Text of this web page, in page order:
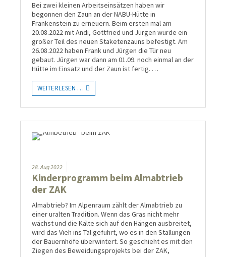
Bei zwei kleinen Arbeitseinsätzen haben wir
begonnen den Zaun an der NABU-Hütte in
Frankenstein zu erneuern. Beim ersten mal am
20.08.2022 mit Andi, Gottfried und Jürgen wurde ein
großer Teil des neuen Staketenzauns befestigt. Am
26.08.2022 haben Frank und Jürgen die Tür neu
gebaut. Jürgen war dann am 01.09. noch einmal an der
Hütte im Einsatz und der Zaun ist fertig. …
WEITERLESEN …
28. Aug2022
Kinderprogramm beim Almabtrieb
der ZAK
Almabtrieb? Im Alpenraum zählt der Almabtrieb zu
einer uralten Tradition. Wenn das Gras nicht mehr
wächst und die Kälte sich auf den Hängen ausbreitet,
wird das Vieh ins Tal geführt, wo es in den Stallungen
der Bauernhöfe überwintert. So geschieht es mit den
Ziegen des Beweidungsprojekts bei der ZAK,